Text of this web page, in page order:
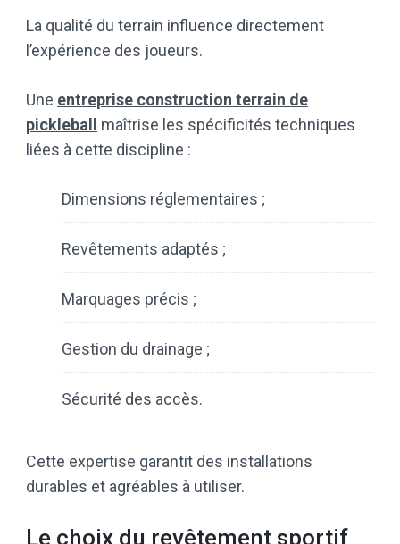
La qualité du terrain influence directement
l’expérience des joueurs.
Une entreprise construction terrain de
pickleball
maîtrise les spécificités techniques
liées à cette discipline :
Dimensions réglementaires ;
Revêtements adaptés ;
Marquages précis ;
Gestion du drainage ;
Sécurité des accès.
Cette expertise garantit des installations
durables et agréables à utiliser.
Le choix du revêtement sportif